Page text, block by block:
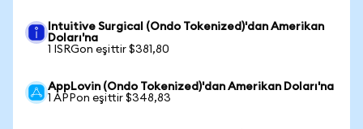
Intuitive Surgical (Ondo Tokenized)'dan Amerikan
Doları'na
1 ISRGon eşittir $381,80
AppLovin (Ondo Tokenized)'dan Amerikan Doları'na
1 APPon eşittir $348,83